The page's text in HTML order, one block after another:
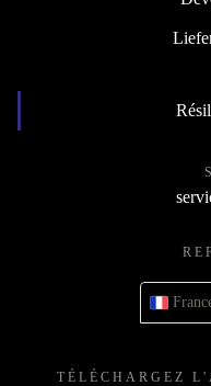
TÉLÉCHARGEZ